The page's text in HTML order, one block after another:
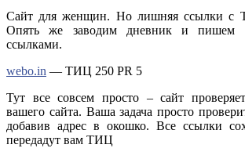
Сайт для женщин. Но лишняя ссылки с
Опять же заводим дневник и пишем
ссылками.
webo.in — ТИЦ 250 PR 5
Тут все совсем просто – сайт
вашего сайта. Ваша задача просто
добавив адрес в окошко. Все ссылки
передадут вам ТИЦ